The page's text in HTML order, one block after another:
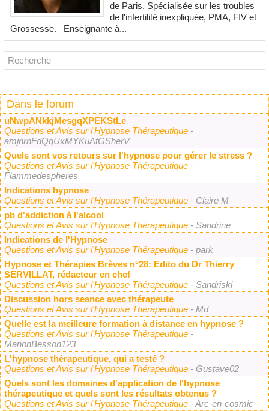
de Paris. Spécialisée sur les troubles
de l'infertilité inexpliquée, PMA, FIV et
Grossesse. Enseignante à...
Dans le forum
uNwpANkkjMesgqXPEKStLe
Questions et Avis sur l'Hypnose Thérapeutique -
amjnrnFdQqUxMYKuAtGSherV
Quels sont vos retours sur l'hypnose pour gérer le stress ?
Questions et Avis sur l'Hypnose Thérapeutique -
Flammedespheres
Indications hypnose
Questions et Avis sur l'Hypnose Thérapeutique - Claire M
pb d'addiction à l'alcool
Questions et Avis sur l'Hypnose Thérapeutique - Sandrine
Indications de l'Hypnose
Questions et Avis sur l'Hypnose Thérapeutique - park
Hypnose et Thérapies Brèves n°28: Edito du Dr Thierry
SERVILLAT, rédacteur en chef
Questions et Avis sur l'Hypnose Thérapeutique - Sandriski
Discussion hors seance avec thérapeute
Questions et Avis sur l'Hypnose Thérapeutique - Md
Quelle est la meilleure formation à distance en hypnose ?
Questions et Avis sur l'Hypnose Thérapeutique -
ManonBesson123
L'hypnose thérapeutique, qui a testé ?
Questions et Avis sur l'Hypnose Thérapeutique - Gustave02
Quels sont les domaines d'application de l'hypnose
thérapeutique et quels sont les résultats obtenus ?
Questions et Avis sur l'Hypnose Thérapeutique - Arc-en-cosmic